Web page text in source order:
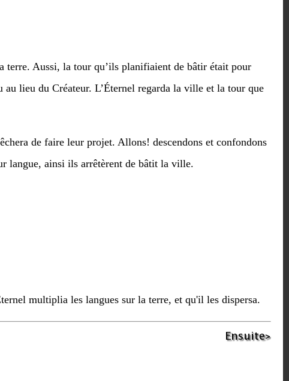
terre. Aussi, la tour qu’ils planifiaient de bâtir était pour
lieu du Créateur. L’Éternel regarda la ville et la tour que
de faire leur projet. Allons! descendons et confondons
langue, ainsi ils arrêtèrent de bâtit la ville.
multiplia les langues sur la terre, et qu'il les dispersa.